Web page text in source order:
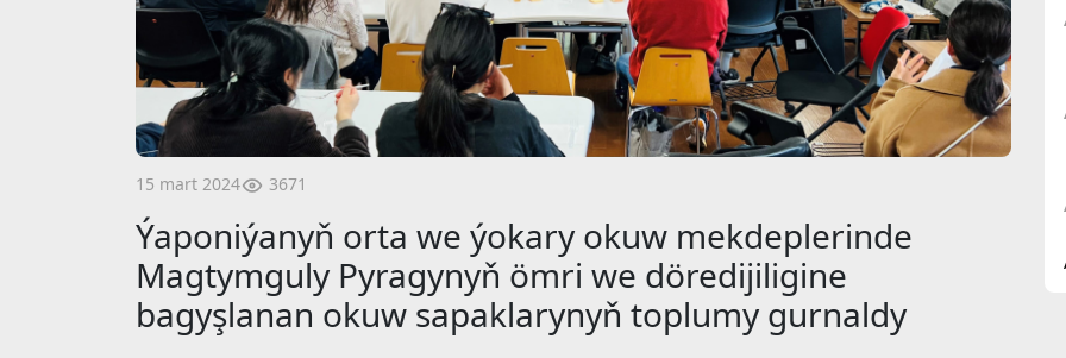
15 mart 2024 3671
Ýaponiýanyň orta we ýokary okuw mekdeplerinde
Magtymguly Pyragynyň ömri we döredijiligine
bagyşlanan okuw sapaklarynyň toplumy gurnaldy